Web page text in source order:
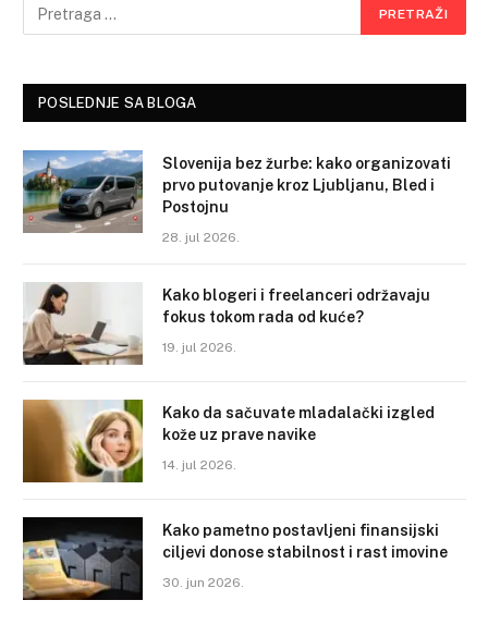
POSLEDNJE SA BLOGA
Slovenija bez žurbe: kako organizovati
prvo putovanje kroz Ljubljanu, Bled i
Postojnu
28. jul 2026.
Kako blogeri i freelanceri održavaju
fokus tokom rada od kuće?
19. jul 2026.
Kako da sačuvate mladalački izgled
kože uz prave navike
14. jul 2026.
Kako pametno postavljeni finansijski
ciljevi donose stabilnost i rast imovine
30. jun 2026.